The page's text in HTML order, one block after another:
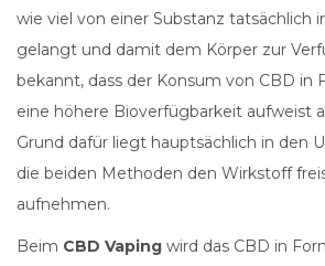
wie viel von einer Substanz tatsächlich
gelangt und damit dem Körper zur
bekannt, dass der Konsum von CBD in
eine höhere Bioverfügbarkeit aufweist
Grund dafür liegt hauptsächlich in den
die beiden Methoden den Wirkstoff
aufnehmen.
Beim CBD Vaping wird das CBD in